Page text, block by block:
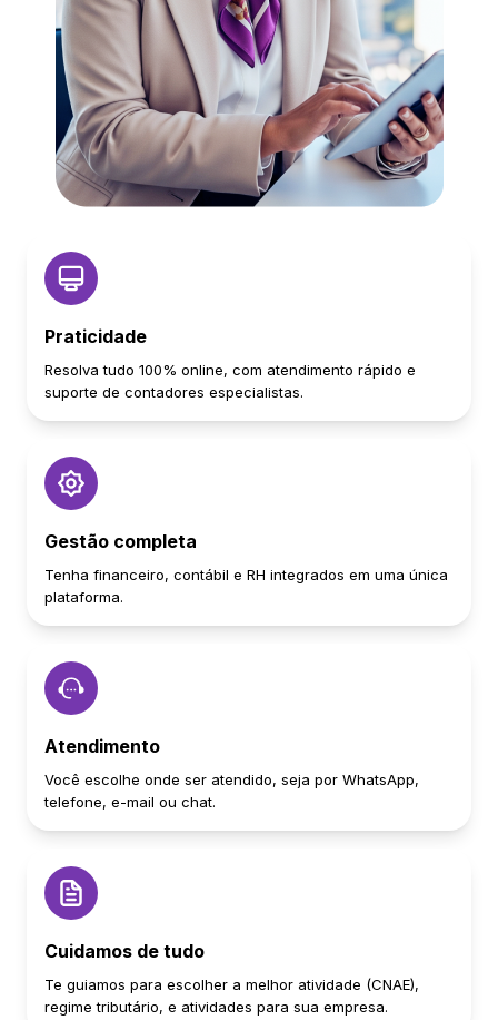
Praticidade
Resolva tudo 100% online, com atendimento rápido e
suporte de contadores especialistas.
Gestão completa
Tenha financeiro, contábil e RH integrados em uma única
plataforma.
Atendimento
Você escolhe onde ser atendido, seja por WhatsApp,
telefone, e-mail ou chat.
Cuidamos de tudo
Te guiamos para escolher a melhor atividade (CNAE),
regime tributário, e atividades para sua empresa.